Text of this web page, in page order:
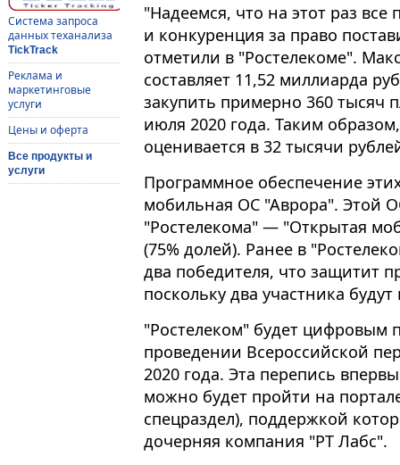
Система запроса
данных теханализа
TickTrack
Реклама и
маркетинговые
услуги
Цены и оферта
Все продукты и
услуги
"Надеемся, что на этот раз
и конкуренция за право
отметили в "Ростелекоме".
составляет 11,52 миллиарда
закупить примерно 360 тысяч
июля 2020 года. Таким
оценивается в 32 тысячи
Программное обеспечение
мобильная ОС "Аврора". Этой
"Ростелекома" — "Открытая
(75% долей). Ранее в
два победителя, что защитит
поскольку два участника
"Ростелеком" будет цифровым
проведении Всероссийской
2020 года. Эта перепись
можно будет пройти на
спецраздел), поддержкой
дочерняя компания "РТ Лабс".